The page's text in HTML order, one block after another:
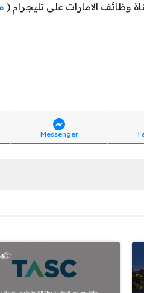
وظائف الامارات على تليجرام (
Messenger